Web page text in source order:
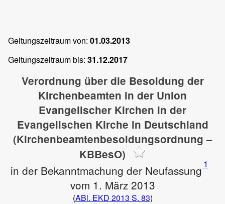
Geltungszeitraum von: 01.03.2013
Geltungszeitraum bis: 31.12.2017
Verordnung über die Besoldung der
Kirchenbeamten in der Union
Evangelischer Kirchen in der
Evangelischen Kirche in Deutschland
(Kirchenbeamtenbesoldungsordnung –
KBBesO)
in der Bekanntmachung der Neufassung 1
vom 1. März 2013
(ABl. EKD 2013 S. 83)